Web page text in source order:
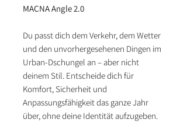
MACNA Angle 2.0
Du passt dich dem Verkehr, dem Wetter
und den unvorhergesehenen Dingen im
Urban-Dschungel an – aber nicht
deinem Stil. Entscheide dich für
Komfort, Sicherheit und
Anpassungsfähigkeit das ganze Jahr
über, ohne deine Identität aufzugeben.